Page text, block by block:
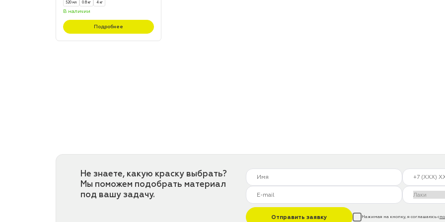
520 мл 0.8 кг 4 кг
В наличии
Подробнее
Не знаете, какую краску выбрать?
Мы поможем подобрать материал
под вашу задачу.
Отправить заявку Нажимая на кнопку, я соглашаюсь с